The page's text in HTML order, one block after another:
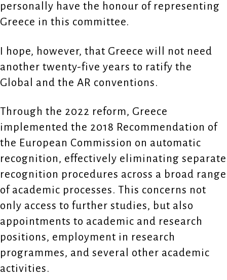
personally have the honour of representing
Greece in this committee.
I hope, however, that Greece will not need
another twenty-five years to ratify the
Global and the AR conventions.
Through the 2022 reform, Greece
implemented the 2018 Recommendation of
the European Commission on automatic
recognition, effectively eliminating separate
recognition procedures across a broad range
of academic processes. This concerns not
only access to further studies, but also
appointments to academic and research
positions, employment in research
programmes, and several other academic
activities.